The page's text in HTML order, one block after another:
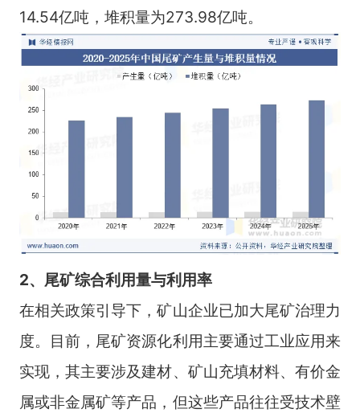
14.54亿吨，堆积量为273.98亿吨。
2、尾矿综合利用量与利用率
在相关政策引导下，矿山企业已加大尾矿治理力
度。目前，尾矿资源化利用主要通过工业应用来
实现，其主要涉及建材、矿山充填材料、有价金
属或非金属矿等产品，但这些产品往往受技术壁